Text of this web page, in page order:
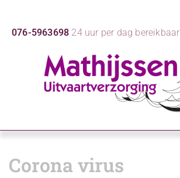
076-5963698 24 uur per dag bereikbaar
Corona virus